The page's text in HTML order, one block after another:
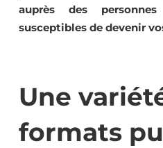
auprès des
susceptibles de devenir
Une
formats